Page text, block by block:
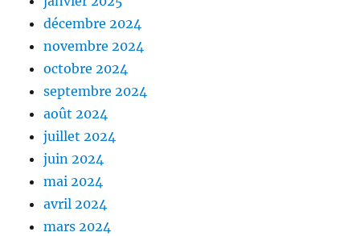
décembre 2024
novembre 2024
octobre 2024
septembre 2024
août 2024
juillet 2024
juin 2024
mai 2024
avril 2024
mars 2024